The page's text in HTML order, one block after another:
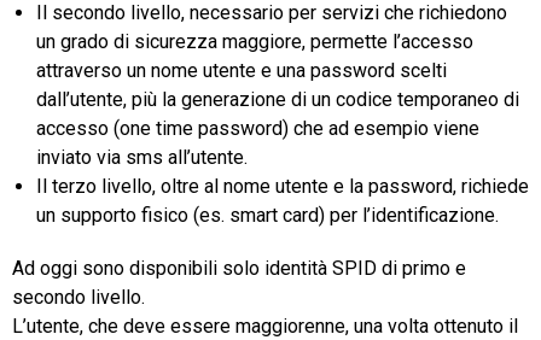
Il secondo livello, necessario per servizi che richiedono
un grado di sicurezza maggiore, permette l’accesso
attraverso un nome utente e una password scelti
dall’utente, più la generazione di un codice temporaneo di
accesso (one time password) che ad esempio viene
inviato via sms all’utente.
Il terzo livello, oltre al nome utente e la password, richiede
un supporto fisico (es. smart card) per l’identificazione.
Ad oggi sono disponibili solo identità SPID di primo e
secondo livello.
L’utente, che deve essere maggiorenne, una volta ottenuto il